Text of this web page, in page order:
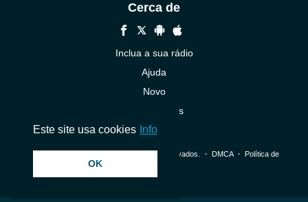
Cerca de
Inclua a sua rádio
Ajuda
Novo
Contacte-nos
© 2026 InstantAudio. Todos os direitos reservados. ・ DMCA・ Política de
Este site usa cookies Info
OK